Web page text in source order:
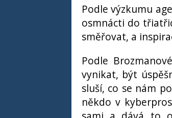
Podle výzkumu
osmnácti do
směřovat, a
Podle
vynikat, být
sluší, co se nám
někdo v